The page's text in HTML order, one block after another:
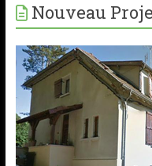
Nouveau